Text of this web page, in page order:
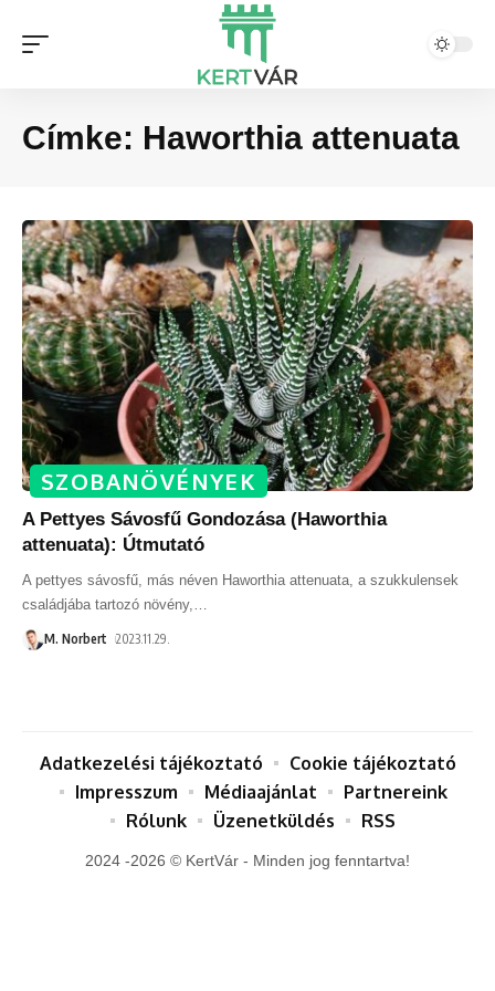
Címke: Haworthia attenuata
SZOBANÖVÉNYEK
A Pettyes Sávosfű Gondozása (Haworthia
attenuata): Útmutató
A pettyes sávosfű, más néven Haworthia attenuata, a szukkulensek
családjába tartozó növény,
M. Norbert 2023.11.29.
2024 -2026 © KertVár - Minden jog fenntartva!
Adatkezelési tájékoztató
Cookie tájékoztató
Impresszum
Médiaajánlat
Partnereink
Rólunk
Üzenetküldés RSS